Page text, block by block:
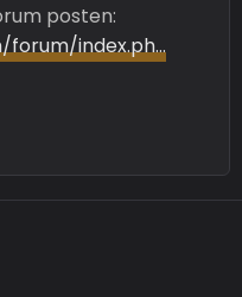
posten:
forum/index.ph…